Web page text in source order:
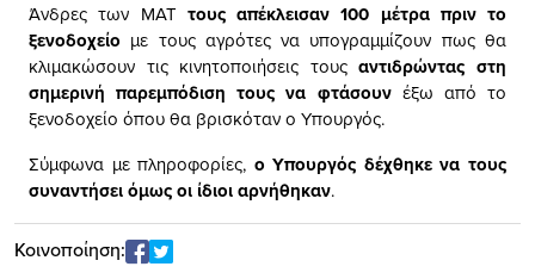
Άνδρες των ΜΑΤ τους απέκλεισαν 100 μέτρα πριν το
ξενοδοχείο με τους αγρότες να υπογραμμίζουν πως θα
κλιμακώσουν τις κινητοποιήσεις τουςαντιδρώντας στη
σημερινή παρεμπόδιση τους να φτάσουνέξω από το
ξενοδοχείο όπου θα βρισκόταν ο Υπουργός.
Σύμφωνα με πληροφορίες, ο Υπουργός δέχθηκε να τους
συναντήσει όμως οι ίδιοι αρνήθηκαν.
Κοινοποίηση: